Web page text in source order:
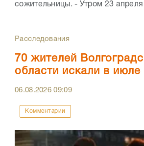
сожительницы. - Утром 23 апреля
Расследования
70 жителей
области искали в июле
06.08.202609:09
Комментарии